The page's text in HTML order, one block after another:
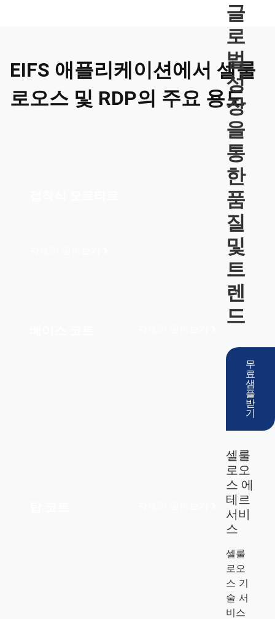
글
로
벌
성
장
을
통
한
품
질
및
트
렌
드
무
료
샘
플
받
기
셀룰
로오
스 에
테르
서비
스
셀룰
로오
스 기
술 서
비스
EIFS 애플리케이션에서 셀룰
로오스 및 RDP의 주요 용도